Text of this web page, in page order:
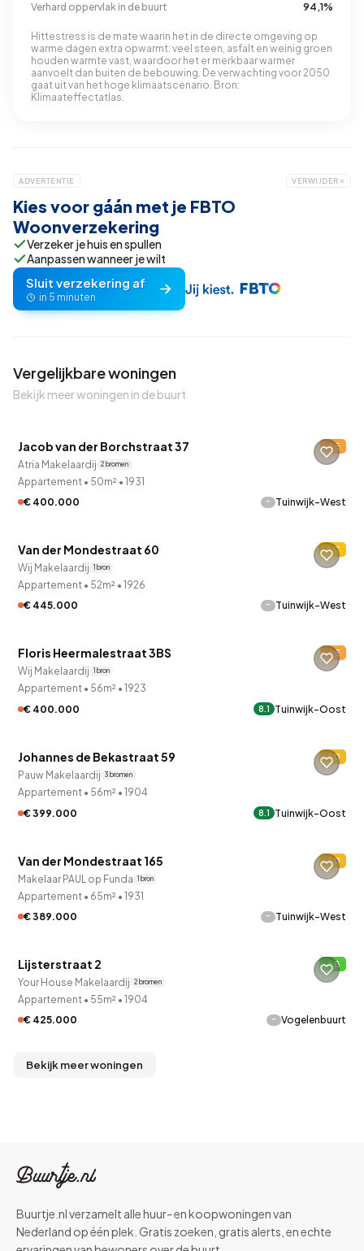
Verhard oppervlak in de buurt 94,1%
Hittestress is de mate waarin het in de directe omgeving op
warme dagen extra opwarmt: veel steen, asfalt en weinig groen
houden warmte vast, waardoor het er merkbaar warmer
aanvoelt dan buiten de bebouwing. De verwachting voor 2050
gaat uit van het hoge klimaatscenario. Bron:
Klimaateffectatlas.
ADVERTENTIE VERWIJDER
Kies voor gáán met je FBTO
Woonverzekering
Verzeker je huis en spullen
Aanpassen wanneer je wilt
Sluit verzekering af
in 5 minuten
Vergelijkbare woningen
Bekijk meer woningen in de buurt
Verkocht onder voorbehoud
QUICKLANE™
Jacob van der Borchstraat 37 E
Atria Makelaardij 2 bronnen
Appartement • 50m² • 1931
€ 400.000
- Tuinwijk-West
QUICKLANE™
Van der Mondestraat 60 C
Wij Makelaardij 1 bron
Appartement • 52m² • 1926
€ 445.000
- Tuinwijk-West
QUICKLANE™
Floris Heermalestraat 3BS E
Wij Makelaardij 1 bron
Appartement • 56m² • 1923
€ 400.000
8.1 Tuinwijk-Oost
QUICKLANE™
Johannes de Bekastraat 59 D
Pauw Makelaardij 3 bronnen
Appartement • 56m² • 1904
€ 399.000
8.1 Tuinwijk-Oost
Verkocht onder voorbehoud
Van der Mondestraat 165 D
Makelaar PAUL op Funda 1 bron
Appartement • 65m² • 1931
€ 389.000
- Tuinwijk-West
QUICKLANE™
Lijsterstraat 2 B
Your House Makelaardij 2 bronnen
Appartement • 55m² • 1904
€ 425.000
- Vogelenbuurt
Bekijk meer woningen
Buurtje.nl verzamelt alle huur- en koopwoningen van
Nederland op één plek. Gratis zoeken, gratis alerts, en echte